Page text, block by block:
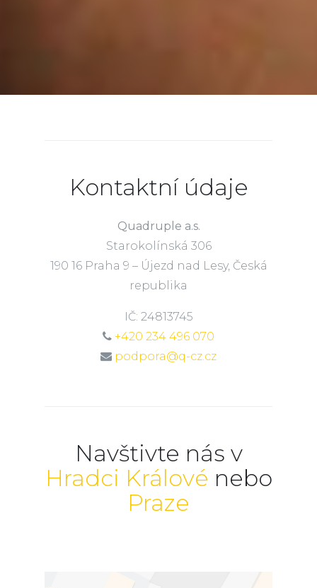
Kontaktní údaje
Quadruple a.s.
Starokolínská 306
190 16 Praha 9 – Újezd nad Lesy, Česká
republika
IČ: 24813745
+420 234 496 070
podpora@q-cz.cz
Navštivte nás v
Hradci Králové nebo
Praze